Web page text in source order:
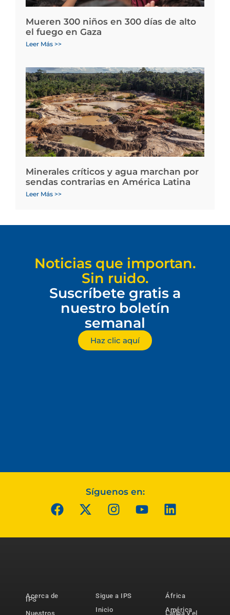
Mueren 300 niños en 300 días de alto
el fuego en Gaza
Leer Más >>
Minerales críticos y agua marchan por
sendas contrarias en América Latina
Leer Más >>
Noticias que importan.
Sin ruido.
Suscríbete gratis a
nuestro boletín
semanal
Haz clic aquí
Síguenos en:
Acerca de
IPS
Nuestros
Sigue a IPS
Inicio
África
América
Latina y el